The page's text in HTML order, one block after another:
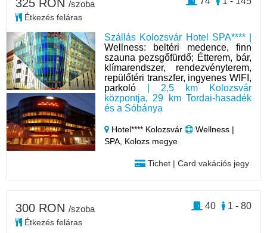
Szállás Kolozsvár Hotel SPA**** |
Wellness: beltéri medence, finn
szauna pezsgőfürdő; Étterem, bár,
klímarendszer, rendezvényterem,
repülőtéri transzfer, ingyenes WIFI,
parkoló | 2,5 km Kolozsvár
központja, 29 km Tordai-hasadék
és a Sóbánya
Hotel**** Kolozsvár
Wellness |
SPA, Kolozs megye
Tichet | Card vakációs jegy
325 RON /szoba
Étkezés feláras
300 RON /szoba
Étkezés feláras
1 - 80
40